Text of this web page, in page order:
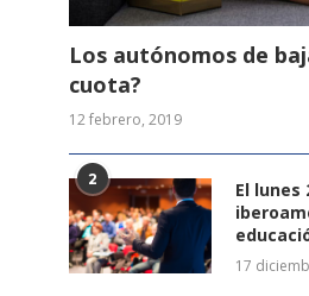
Los autónomos de
cuota?
12 febrero, 2019
2
El lunes
17